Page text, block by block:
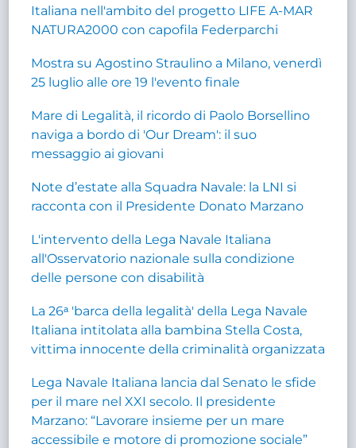
Italiana nell'ambito del progetto LIFE A-MAR
NATURA2000 con capofila Federparchi
Mostra su Agostino Straulino a Milano, venerdì
25 luglio alle ore 19 l'evento finale
Mare di Legalità, il ricordo di Paolo Borsellino
naviga a bordo di 'Our Dream': il suo
messaggio ai giovani
Note d’estate alla Squadra Navale: la LNI si
racconta con il Presidente Donato Marzano
L'intervento della Lega Navale Italiana
all'Osservatorio nazionale sulla condizione
delle persone con disabilità
La 26ᵃ 'barca della legalità' della Lega Navale
Italiana intitolata alla bambina Stella Costa,
vittima innocente della criminalità organizzata
Lega Navale Italiana lancia dal Senato le sfide
per il mare nel XXI secolo. Il presidente
Marzano: “Lavorare insieme per un mare
accessibile e motore di promozione sociale”